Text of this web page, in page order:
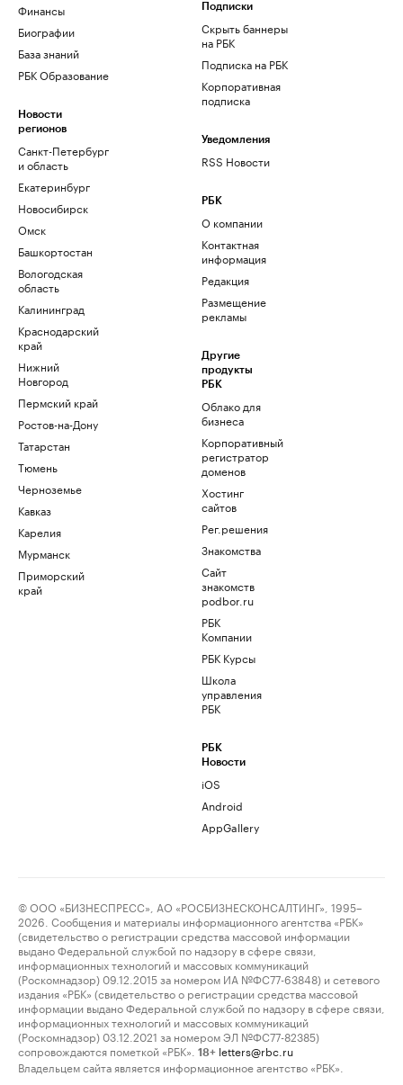
Финансы
Биографии
База знаний
РБК Образование
Новости
регионов
Санкт-Петербург
и область
Екатеринбург
Новосибирск
Омск
Башкортостан
Вологодская
область
Калининград
Краснодарский
край
Нижний
Новгород
Пермский край
Ростов-на-Дону
Татарстан
Тюмень
Черноземье
Кавказ
Карелия
Мурманск
Приморский
край
Подписки
Скрыть баннеры
на РБК
Подписка на РБК
Корпоративная
подписка
Уведомления
RSS Новости
РБК
О компании
Контактная
информация
Редакция
Размещение
рекламы
Другие
продукты
РБК
Облако для
бизнеса
Корпоративный
регистратор
доменов
Хостинг
сайтов
Рег.решения
Знакомства
Сайт
знакомств
podbor.ru
РБК
Компании
РБК Курсы
Школа
управления
РБК
РБК
Новости
iOS
Android
AppGallery
© ООО «БИЗНЕСПРЕСС», АО «РОСБИЗНЕСКОНСАЛТИНГ», 1995–
2026. Сообщения и материалы информационного агентства «РБК»
(свидетельство о регистрации средства массовой информации
выдано Федеральной службой по надзору в сфере связи,
информационных технологий и массовых коммуникаций
(Роскомнадзор) 09.12.2015 за номером ИА №ФС77-63848) и сетевого
издания «РБК» (свидетельство о регистрации средства массовой
информации выдано Федеральной службой по надзору в сфере связи,
информационных технологий и массовых коммуникаций
(Роскомнадзор) 03.12.2021 за номером ЭЛ №ФС77-82385)
сопровождаются пометкой «РБК».
18+ letters@rbc.ru
Владельцем сайта является информационное агентство «РБК».